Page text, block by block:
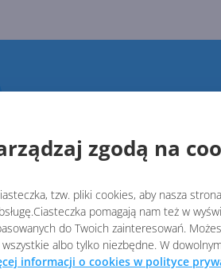
zgodą na
tzw. pliki cookies, aby nasza
pomagają nam też w
do Twoich zainteresowań.
albo tylko niezbędne. W
informacji o cookies w polityce
Zostaw
Oddzwonimy w